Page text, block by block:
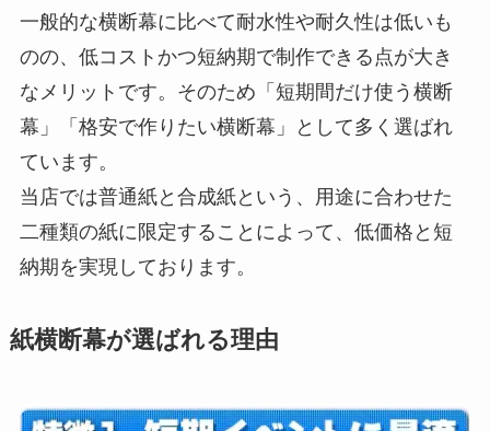
一般的な横断幕に比べて耐水性や耐久性は低いも
のの、低コストかつ短納期で制作できる点が大き
なメリットです。そのため「短期間だけ使う横断
幕」「格安で作りたい横断幕」として多く選ばれ
ています。
当店では普通紙と合成紙という、用途に合わせた
二種類の紙に限定することによって、低価格と短
納期を実現しております。
紙横断幕が選ばれる理由